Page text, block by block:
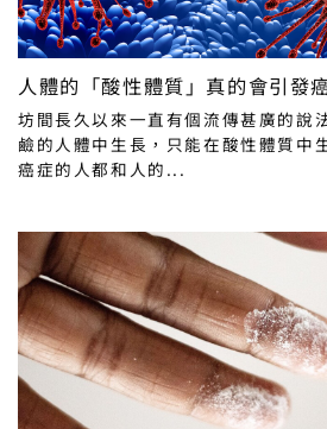
人體的「酸性體質」真的會引發
坊間長久以來一直有個流傳甚廣的說
鹼的人體中生長，只能在酸性體質中
癌症的人都和人的...